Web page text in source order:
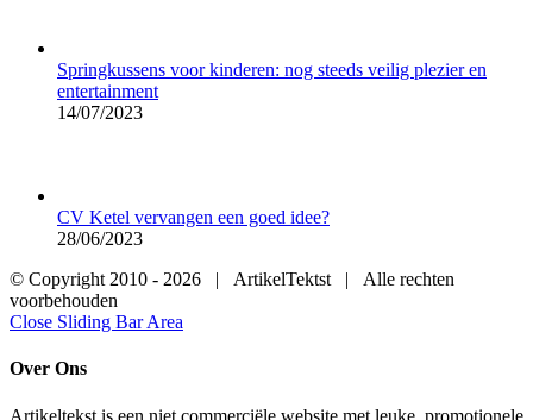
Springkussens voor kinderen: nog steeds veilig plezier en
entertainment
14/07/2023
CV Ketel vervangen een goed idee?
28/06/2023
© Copyright 2010 - 2026 | ArtikelTektst | Alle rechten
voorbehouden
Close Sliding Bar Area
Over Ons
Artikeltekst is een niet commerciële website met leuke, promotionele